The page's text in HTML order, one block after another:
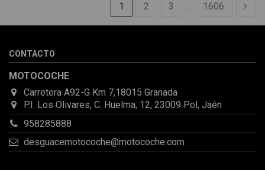
1 2 3 … 1606
CONTACTO
MOTOCOCHE
Carretera A92-G Km 7,18015 Granada
P.I. Los Olivares, C. Huelma, 12, 23009 Pol, Jaén
958285888
desguacemotocoche@motocoche.com